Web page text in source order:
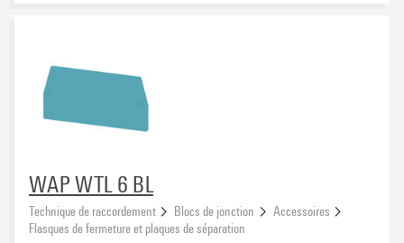
WAP WTL 6 BL
Technique de raccordement Blocs de jonction
Accessoires
Flasques de fermeture et plaques de séparation